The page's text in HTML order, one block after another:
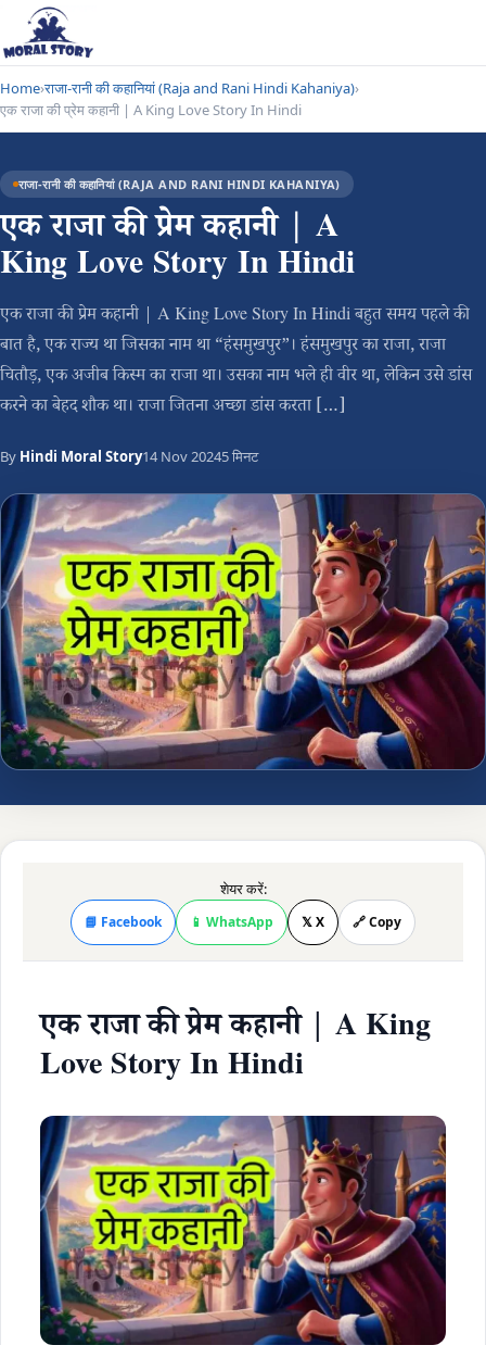
Home›राजा-रानी की कहानियां (Raja and Rani Hindi Kahaniya)›
एक राजा की प्रेम कहानी | A King Love Story In Hindi
राजा-रानी की कहानियां (RAJA AND RANI HINDI KAHANIYA)
एक राजा की प्रेम कहानी | A
King Love Story In Hindi
एक राजा की प्रेम कहानी | A King Love Story In Hindi बहुत समय पहले की
बात है, एक राज्य था जिसका नाम था “हंसमुखपुर”। हंसमुखपुर का राजा, राजा
चितौड़, एक अजीब किस्म का राजा था। उसका नाम भले ही वीर था, लेकिन उसे डांस
करने का बेहद शौक था। राजा जितना अच्छा डांस करता […]
By Hindi Moral Story14 Nov 20245 मिनट
शेयर करें:
📘 Facebook 📱 WhatsApp 𝕏 X 🔗 Copy
एक राजा की प्रेम कहानी | A King
Love Story In Hindi